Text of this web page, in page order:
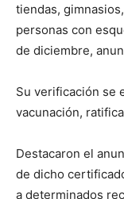
tiendas,
personas con
de diciembre,
Su verificación se
vacunación,
Destacaron el
de dicho
a determinados